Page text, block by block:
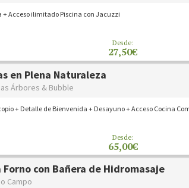
Acceso ilimitado Piscina con Jacuzzi
Desde:
27,50€
en Plena Naturaleza
Árbores & Bubble
+ Detalle de Bienvenida + Desayuno + Acceso Cocina
Desde:
65,00€
con Bañera de Hidromasaje
Campo